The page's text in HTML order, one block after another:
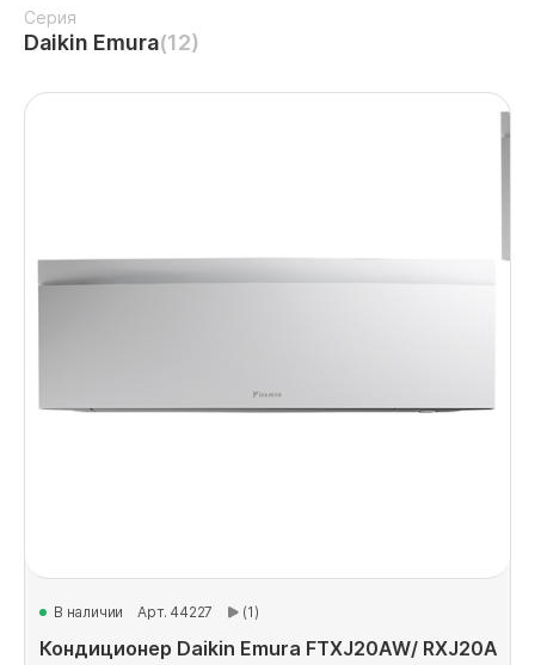
Серия
Daikin Emura(12)
В наличии Арт. 44227 (1)
Кондиционер Daikin Emura FTXJ20AW/ RXJ20A